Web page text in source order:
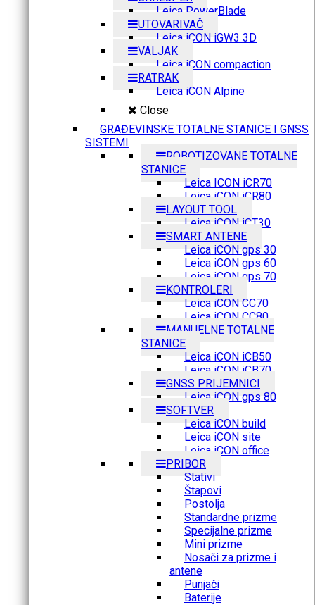
Leica PowerBlade
UTOVARIVAČ
Leica iCON iGW3 3D
VALJAK
Leica iCON compaction
RATRAK
Leica iCON Alpine
Close
GRAĐEVINSKE TOTALNE STANICE I GNSS
SISTEMI
ROBOTIZOVANE TOTALNE
STANICE
Leica ICON iCR70
Leica iCON iCR80
LAYOUT TOOL
Leica iCON iCT30
SMART ANTENE
Leica iCON gps 30
Leica iCON gps 60
Leica iCON gps 70
KONTROLERI
Leica iCON CC70
Leica iCON CC80
MANUELNE TOTALNE
STANICE
Leica iCON iCB50
Leica iCON iCB70
GNSS PRIJEMNICI
Leica iCON gps 80
SOFTVER
Leica iCON build
Leica iCON site
Leica iCON office
PRIBOR
Stativi
Štapovi
Postolja
Standardne prizme
Specijalne prizme
Mini prizme
Nosači za prizme i
antene
Punjači
Baterije